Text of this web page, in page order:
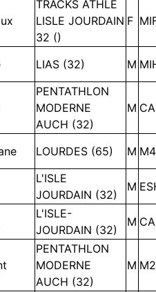
TRACKS ATHLE
LISLE JOURDAIN
32 ()
F
LIAS (32) M
PENTATHLON
MODERNE
AUCH (32)
M
LOURDES (65) M
L'ISLE
JOURDAIN (32)
M
L'ISLE-
JOURDAIN (32)
M
PENTATHLON
MODERNE
AUCH (32)
M